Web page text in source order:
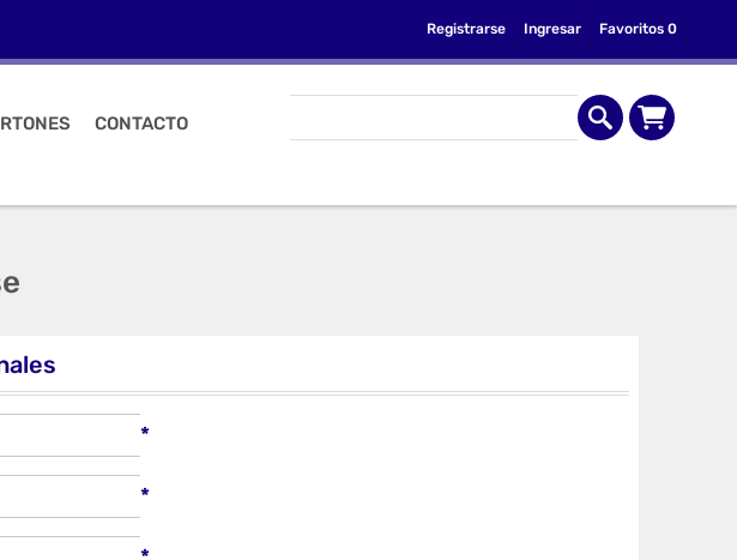
Registrarse Ingresar Favoritos 0
CONTACTO
*
*